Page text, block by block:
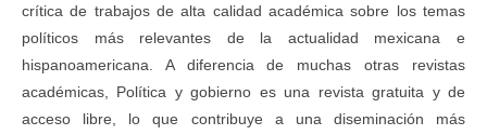
crítica de trabajos de alta calidad académica sobre los temas
políticos más relevantes de la actualidad mexicana e
hispanoamericana. A diferencia de muchas otras revistas
académicas, Política y gobierno es una revista gratuita y de
acceso libre, lo que contribuye a una diseminación más